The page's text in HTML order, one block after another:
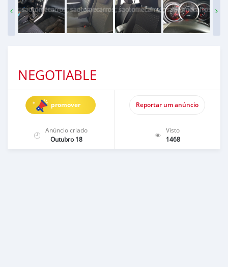
NEGOTIABLE
promover Reportar um anúncio
Anúncio criado
Outubro 18
Visto
1468